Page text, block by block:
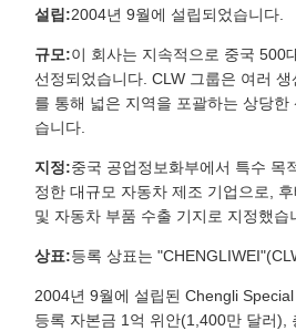
설립:2004년 9월에 설립되었습니다.
규모:이 회사는 지속적으로 중국 500
선정되었습니다. CLW 그룹은 여러
를 통해 넓은 지역을 포괄하는 상당한
습니다.
지정:중국 공업정보화부에서 특수 목
정한 대규모 자동차 제조 기업으로,
및 자동차 부품 수출 기지로 지정했습
상표:등록 상표는
2004년 9월에 설립된 Chengli
등록 자본금 1억 위안(1,400만 달러),